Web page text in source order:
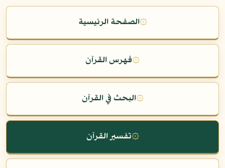
۞الصفحة الرئيسية
۞فهرس القرآن
۞البحث في القرآن
۞تفسير القرآن